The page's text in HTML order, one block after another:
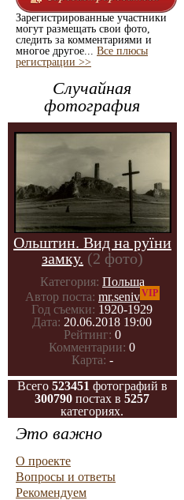
Зарегистрированные участники
могут размещать свои фото,
следить за комментариями и
многое другое... Все плюсы
регистрации >>
Случайная
фотография
Ольштин. Вид на руїни
замку. (2 фото)
Категория: Польша
Автор поста: mr.senivVIP
Год съемки: 1920-1929
Дата: 20.06.2018 19:00
Рейтинг: 0
Комментарии: 0
Карта: -
Всего 523451 фотографий в
300790 постах в5257
категориях.
Это важно
О проекте
Вопросы и ответы
Рекомендуем